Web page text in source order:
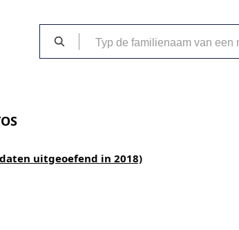
uitgeoefend in 2018)